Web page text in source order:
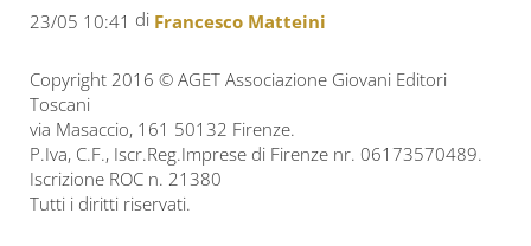
23/05 10:41 di Francesco Matteini
Copyright 2016 © AGET Associazione Giovani Editori
Toscani
via Masaccio, 161 50132 Firenze.
P.Iva, C.F., Iscr.Reg.Imprese di Firenze nr. 06173570489.
Iscrizione ROC n. 21380
Tutti i diritti riservati.